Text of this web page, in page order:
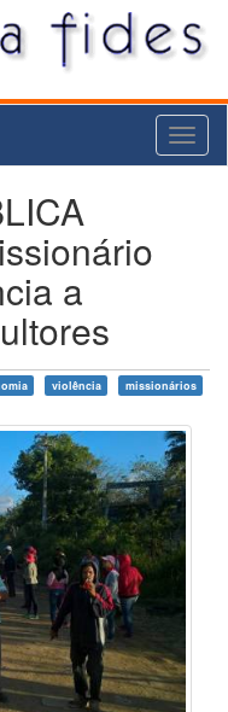
a
violência missionários